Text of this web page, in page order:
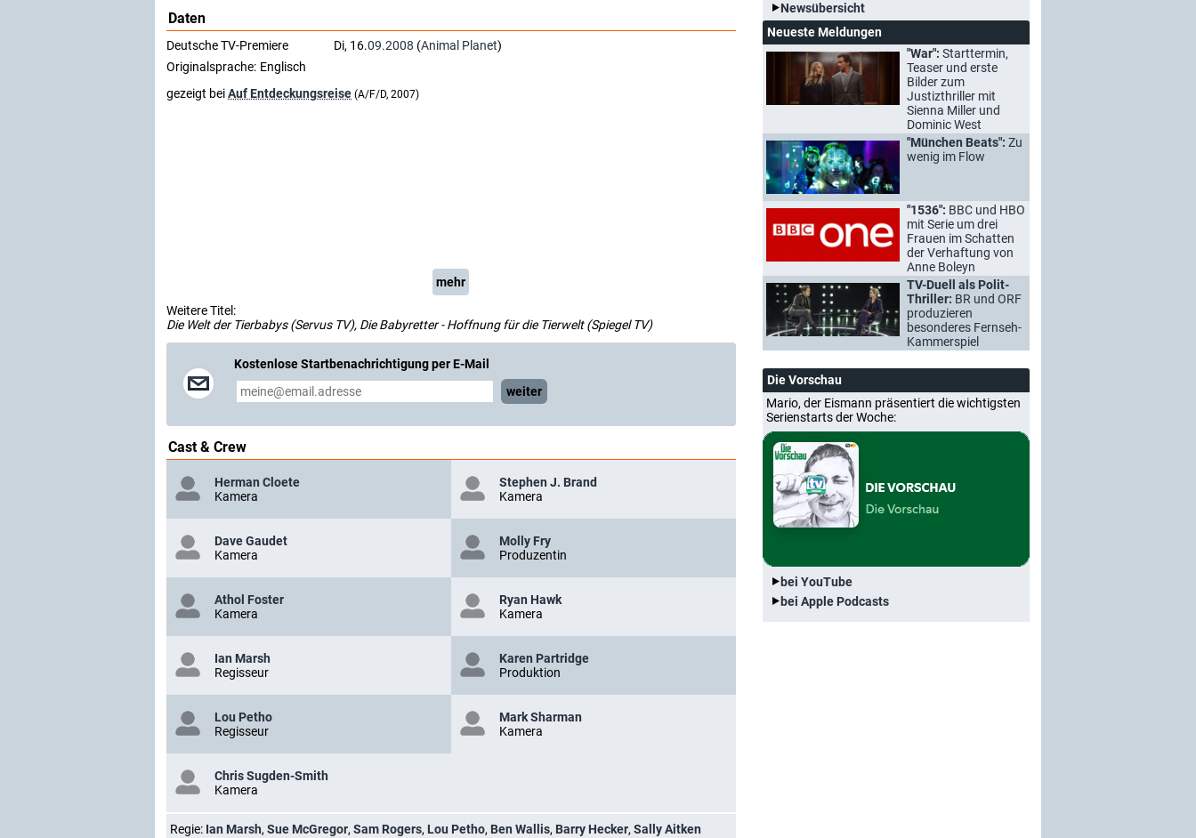
Daten
Deutsche TV-Premiere Di, 16.09.2008 (Animal Planet)
Originalsprache: Englisch
gezeigt beiAuf Entdeckungsreise (A/F/D, 2007)
mehr
Weitere Titel:
Die Welt der Tierbabys (Servus TV), Die Babyretter - Hoffnung für die Tierwelt (Spiegel TV)
Kostenlose Startbenachrichtigung per E-Mail
weiter
Cast & Crew
Herman Cloete
Kamera
Stephen J. Brand
Kamera
Dave Gaudet
Kamera
Molly Fry
Produzentin
Athol Foster
Kamera
Ryan Hawk
Kamera
Ian Marsh
Regisseur
Karen Partridge
Produktion
Lou Petho
Regisseur
Mark Sharman
Kamera
Chris Sugden-Smith
Kamera
Regie: Ian Marsh, Sue McGregor, Sam Rogers, Lou Petho, Ben Wallis, Barry Hecker, Sally Aitken
Newsübersicht
Neueste Meldungen
"War": Starttermin,
Teaser und erste
Bilder zum
Justizthriller mit
Sienna Miller und
Dominic West
"München Beats": Zu
wenig im Flow
"1536": BBC und HBO
mit Serie um drei
Frauen im Schatten
der Verhaftung von
Anne Boleyn
TV-Duell als Polit-
Thriller: BR und ORF
produzieren
besonderes Fernseh-
Kammerspiel
Die Vorschau
Mario, der Eismann präsentiert die wichtigsten
Serienstarts der Woche:
bei YouTube
bei Apple Podcasts